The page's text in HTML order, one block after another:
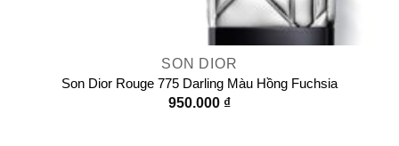
SON DIOR
Son Dior Rouge 775 Darling Màu Hồng Fuchsia
950.000 ₫